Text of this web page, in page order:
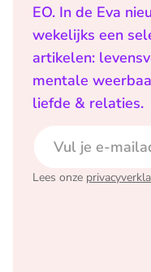
EO. In de Eva
wekelijks een
artikelen:
mentale
liefde & relaties.
Lees onze